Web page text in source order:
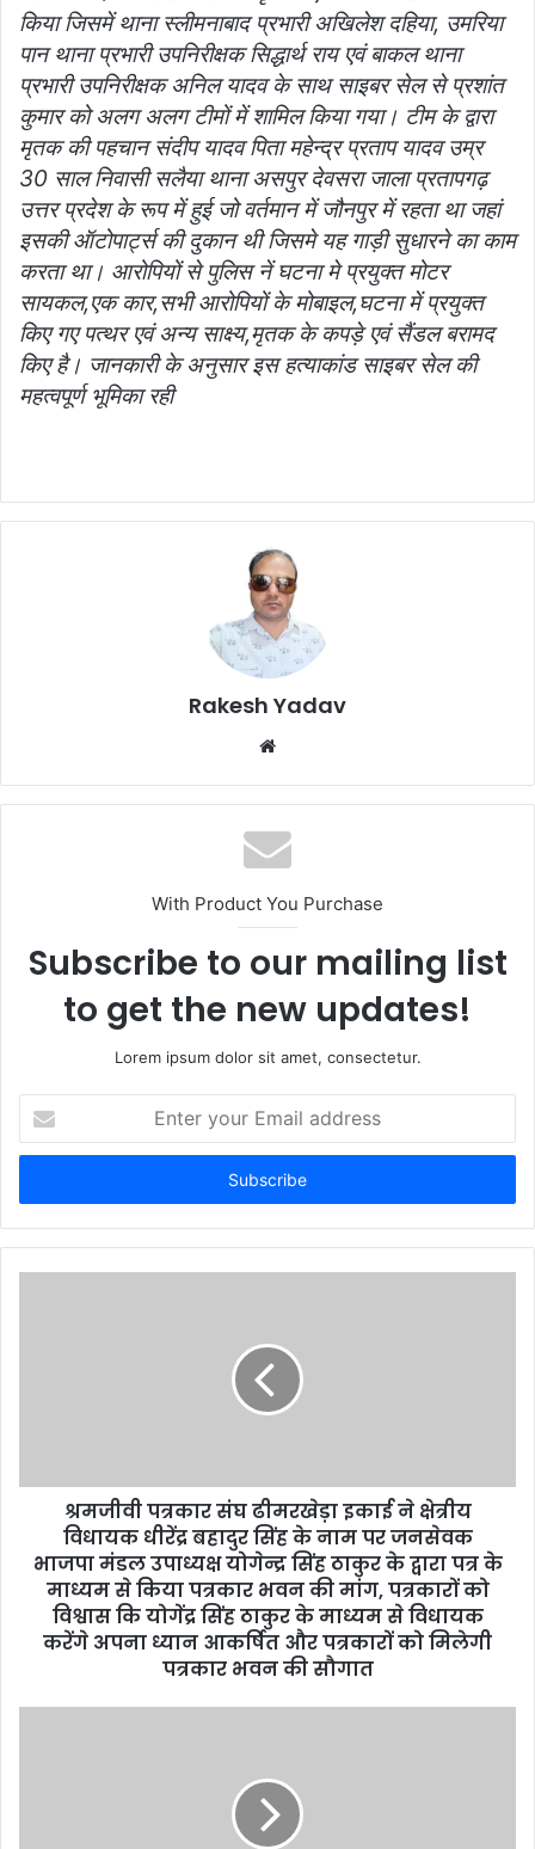
किया जिसमें थाना स्लीमनाबाद प्रभारी अखिलेश दहिया, उमरिया
पान थाना प्रभारी उपनिरीक्षक सिद्धार्थ राय एवं बाकल थाना
प्रभारी उपनिरीक्षक अनिल यादव के साथ साइबर सेल से प्रशांत
कुमार को अलग अलग टीमों में शामिल किया गया। टीम के द्वारा
मृतक की पहचान संदीप यादव पिता महेन्द्र प्रताप यादव उम्र
30 साल निवासी सलैया थाना असपुर देवसरा जाला प्रतापगढ़
उत्तर प्रदेश के रूप में हुई जो वर्तमान में जौनपुर में रहता था जहां
इसकी ऑटोपार्ट्स की दुकान थी जिसमे यह गाड़ी सुधारने का काम
करता था। आरोपियों से पुलिस नें घटना मे प्रयुक्त मोटर
सायकल,एक कार,सभी आरोपियों के मोबाइल,घटना में प्रयुक्त
किए गए पत्थर एवं अन्य साक्ष्य,मृतक के कपड़े एवं सैंडल बरामद
किए है। जानकारी के अनुसार इस हत्याकांड साइबर सेल की
महत्वपूर्ण भूमिका रही
Rakesh Yadav
b
s
i
e
With Product You Purchase
Subscribe to our mailing list
to get the new updates!
Lorem ipsum dolor sit amet, consectetur.
t
r
y
श्रमजीवी पत्रकार संघ ढीमरखेड़ा इकाई ने क्षेत्रीय
विधायक धीरेंद्र बहादुर सिंह के नाम पर जनसेवक
भाजपा मंडल उपाध्यक्ष योगेन्द्र सिंह ठाकुर के द्वारा पत्र के
माध्यम से किया पत्रकार भवन की मांग, पत्रकारों को
विश्वास कि योगेंद्र सिंह ठाकुर के माध्यम से विधायक
करेंगे अपना ध्यान आकर्षित और पत्रकारों को मिलेगी
पत्रकार भवन की सौगात